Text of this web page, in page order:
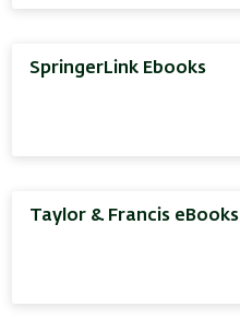
SpringerLink Ebooks
Taylor & Francis eBooks